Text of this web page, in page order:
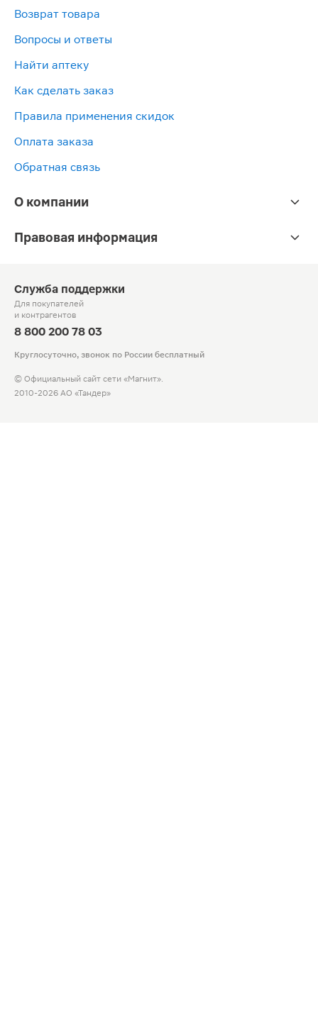
Возврат товара
Вопросы и ответы
Найти аптеку
Как сделать заказ
Правила применения скидок
Оплата заказа
Обратная связь
О компании
Правовая информация
Служба поддержки
Для покупателей
и контрагентов
8 800 200 78 03
Круглосуточно, звонок по России бесплатный
© Официальный сайт сети «Магнит».
2010-2026 АО «Тандер»